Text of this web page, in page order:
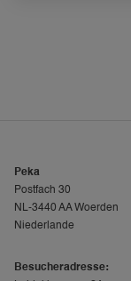
Peka
Postfach 30
NL-3440 AA Woerden
Niederlande
Besucheradresse: